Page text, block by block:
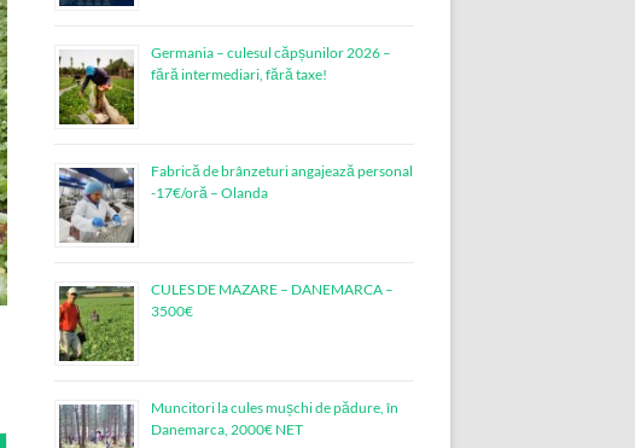
Germania – culesul căpșunilor 2026 –
fără intermediari, fără taxe!
Fabrică de brânzeturi angajează personal
-17€/oră – Olanda
CULES DE MAZARE – DANEMARCA –
3500€
Muncitori la cules mușchi de pădure, în
Danemarca, 2000€ NET